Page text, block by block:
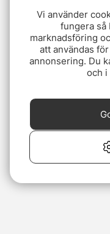
Vi använder
fungera så
marknadsföring
att användas
annonsering. Du
och i